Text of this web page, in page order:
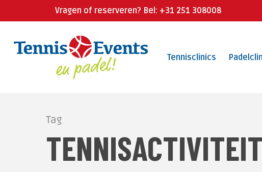
main
Vragen of reserveren? Bel: +31 251 308008
Tennisclinics
Tag
TENNISACTIVITEIT